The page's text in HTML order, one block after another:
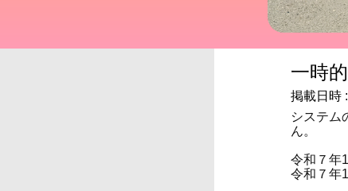
一時
掲載日時
システム
ん。
令和７年
令和７年